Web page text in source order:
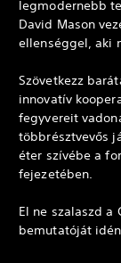
legmodernebb
David Mason
ellenséggel, aki
Szövetkezz
innovatív
fegyvereit
többrésztvevős
éter szívébe a
fejezetében.
El ne szalaszd a
bemutatóját